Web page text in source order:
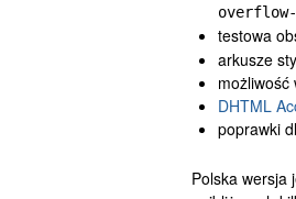
testowa
arkusze
możliwość
DHTML
poprawki
Polska wersja